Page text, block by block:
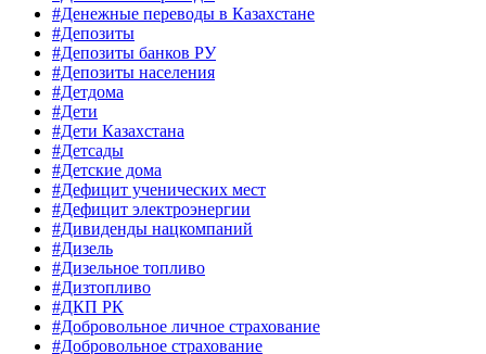
#Денежные переводы в Казахстане
#Депозиты
#Депозиты банков РУ
#Депозиты населения
#Детдома
#Дети
#Дети Казахстана
#Детсады
#Детские дома
#Дефицит ученических мест
#Дефицит электроэнергии
#Дивиденды нацкомпаний
#Дизель
#Дизельное топливо
#Дизтопливо
#ДКП РК
#Добровольное личное страхование
#Добровольное страхование